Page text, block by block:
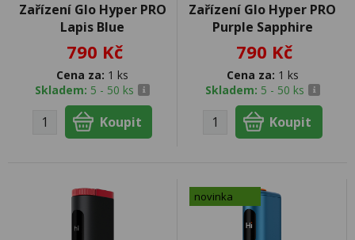
Zařízení Glo Hyper PRO
Lapis Blue
790 Kč
Cena za: 1 ks
Skladem: 5 - 50 ks
Zařízení Glo Hyper PRO
Purple Sapphire
790 Kč
Cena za: 1 ks
Skladem: 5 - 50 ks
novinka